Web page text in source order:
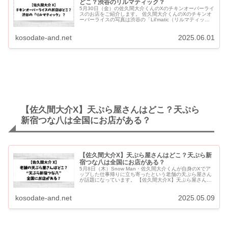
どこ？渋谷のリルマティック？
5月30日（金）の佐久間大介くんのXのチキンオーバーライ
スのお店をご紹介します。 佐久間大介くんのXのチキンオ
ーバーライスの写真は渋谷の「Lil’matic（リルマティッ
kosodate-and.net 2025.06.01
【佐久間大介X】天ぷら屋さんはどこ？天ぷら
新宿つな八は全国にお店がある？
【佐久間大介X】天ぷら屋さんはどこ？天ぷら新
宿つな八は全国にお店がある？
5月8日（木）Snow Man・佐久間大介くんが自身のXでア
ップした仕事帰りに立ち寄ったという老舗の天ぷら屋さん
が話題になっています。 【佐久間大介X】天ぷら屋さんは
kosodate-and.net 2025.05.09